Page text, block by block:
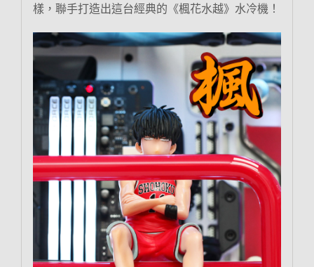
樣，聯手打造出這台經典的《楓花水越》水冷機！